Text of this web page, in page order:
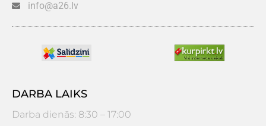
info@a26.lv
DARBA LAIKS
Darba dienās: 8:30 – 17:00